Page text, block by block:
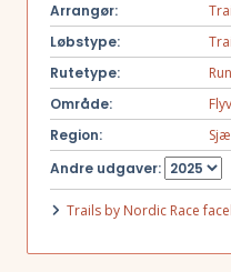
Amager Fælled 2025
Køge Marina 2025
Kongelunden 2025
Flyvestationen 2025
Arrangør:
Løbstype:
Rutetype:
Område:
Region:
Andre udgaver:
Trails by Nordic Race